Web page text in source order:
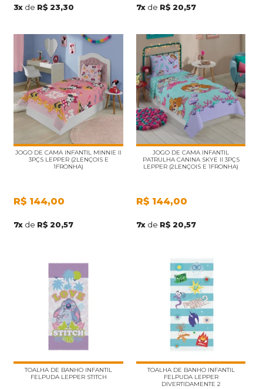
3x de R$ 23,30 7x de R$ 20,57
JOGO DE CAMA INFANTIL MINNIE II
3PÇS LEPPER (2LENÇOIS E
1FRONHA)
R$ 144,00
7x de R$ 20,57
JOGO DE CAMA INFANTIL
PATRULHA CANINA SKYE II 3PÇS
LEPPER (2LENÇOIS E 1FRONHA)
R$ 144,00
7x de R$ 20,57
TOALHA DE BANHO INFANTIL
FELPUDA LEPPER STITCH
TOALHA DE BANHO INFANTIL
FELPUDA LEPPER
DIVERTIDAMENTE 2